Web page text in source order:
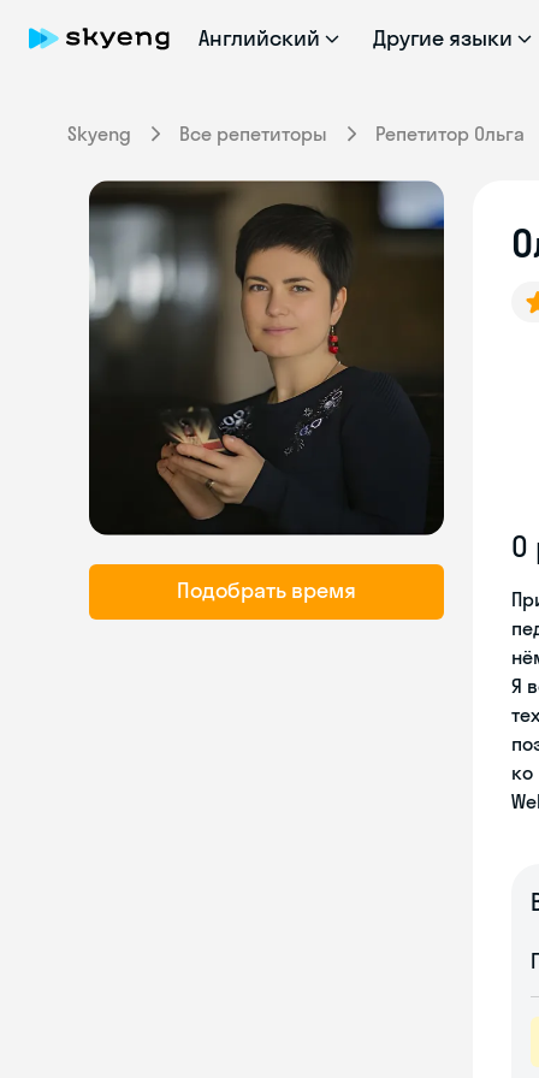
Английский Другие языки
Skyeng Все репетиторы Репетитор Ольга
Подобрать время
О
Я
ко